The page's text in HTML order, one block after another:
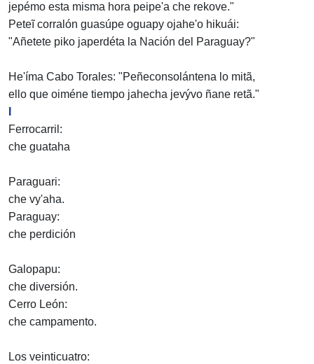
jepémo esta misma hora peipe'a che rekove."
Peteĩ corralón guasúpe oguapy ojahe'o hikuái:
"Añetete piko japerdéta la Nación del Paraguay?"
He'íma Cabo Torales: "Peñeconsolántena lo mitã,
ello que oiméne tiempo jahecha jevývo ñane retã."
Ferrocarril:
che guataha
Paraguari:
che vy'aha.
Paraguay:
che perdición
Galopapu:
che diversión.
Cerro León:
che campamento.
Los veinticuatro: